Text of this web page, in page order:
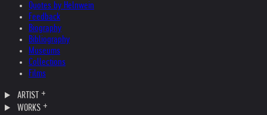
Quotes by Helnwein
Feedback
Biography
Bibliography
Museums
Collections
Films
ARTIST
WORKS